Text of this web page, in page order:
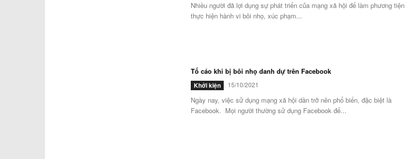
Nhiều người đã lợi dụng sự phát triển của mạng xã hội để làm phương tiện
thực hiện hành vi bôi nhọ, xúc phạm...
Tố cáo khi bị bôi nhọ danh dự trên Facebook
Khởi kiện 15/10/2021
Ngày nay, việc sử dụng mạng xã hội dần trở nên phổ biến, đặc biệt là
Facebook. Mọi người thường sử dụng Facebook để...